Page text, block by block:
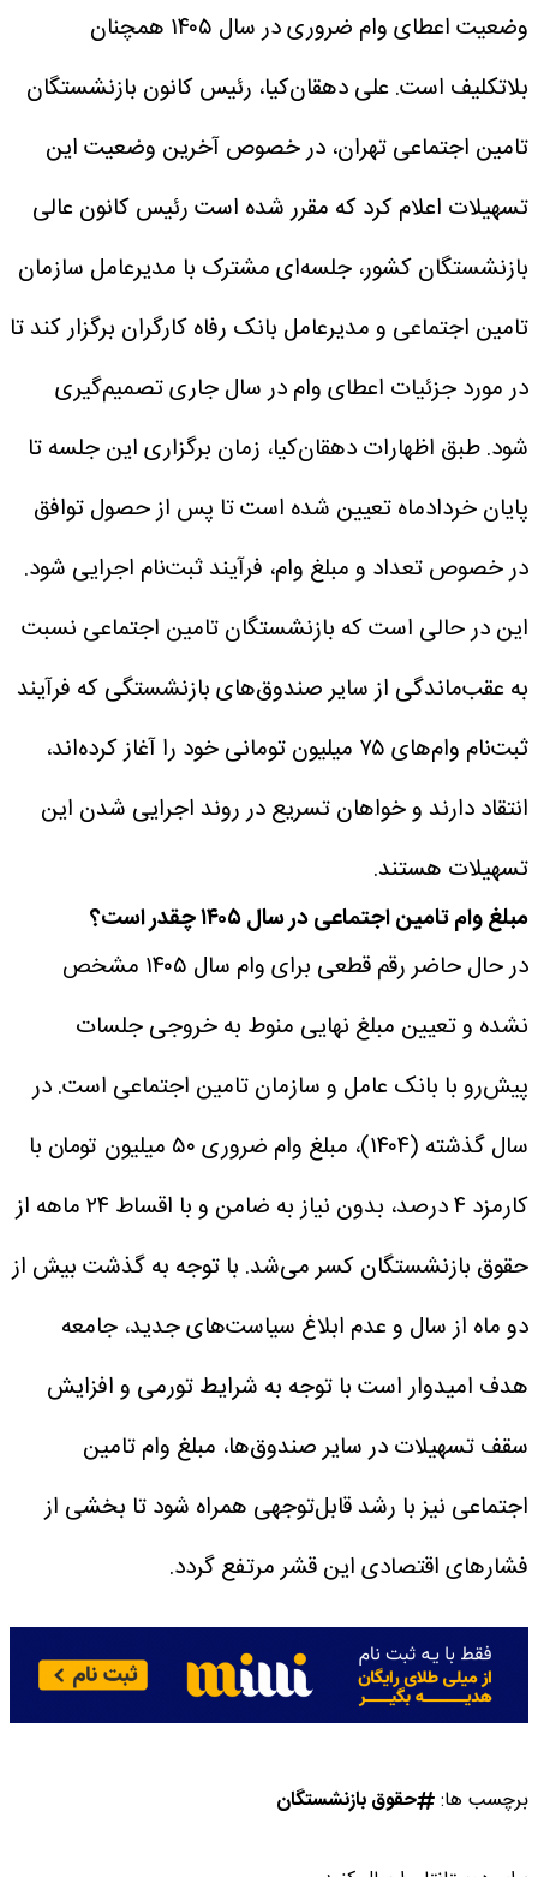
وضعیت اعطای وام ضروری در سال ۱۴۰۵ همچنان
بلاتکلیف است. علی دهقان‌کیا، رئیس کانون بازنشستگان
تامین اجتماعی تهران، در خصوص آخرین وضعیت این
تسهیلات اعلام کرد که مقرر شده است رئیس کانون عالی
بازنشستگان کشور، جلسه‌ای مشترک با مدیرعامل سازمان
تامین اجتماعی و مدیرعامل بانک رفاه کارگران برگزار کند تا
در مورد جزئیات اعطای وام در سال جاری تصمیم‌گیری
شود.طبق اظهارات دهقان‌کیا، زمان برگزاری این جلسه تا
پایان خردادماه تعیین شده است تا پس از حصول توافق
در خصوص تعداد و مبلغ وام، فرآیند ثبت‌نام اجرایی شود.
این در حالی است که بازنشستگان تامین اجتماعی نسبت
به عقب‌ماندگی از سایر صندوق‌های بازنشستگی که فرآیند
ثبت‌نام وام‌های ۷۵ میلیون تومانی خود را آغاز کرده‌اند،
انتقاد دارند و خواهان تسریع در روند اجرایی شدن این
تسهیلات هستند.
مبلغ وام تامین اجتماعی در سال ۱۴۰۵ چقدر است؟
در حال حاضر رقم قطعی برای وام سال ۱۴۰۵ مشخص
نشده و تعیین مبلغ نهایی منوط به خروجی جلسات
پیش‌رو با بانک عامل و سازمان تامین اجتماعی است. در
سال گذشته (۱۴۰۴)، مبلغ وام ضروری ۵۰ میلیون تومان با
کارمزد ۴ درصد، بدون نیاز به ضامن و با اقساط ۲۴ ماهه از
حقوق بازنشستگان کسر می‌شد. با توجه به گذشت بیش از
دو ماه از سال و عدم ابلاغ سیاست‌های جدید، جامعه
هدف امیدوار است با توجه به شرایط تورمی و افزایش
سقف تسهیلات در سایر صندوق‌ها، مبلغ وام تامین
اجتماعی نیز با رشد قابل‌توجهی همراه شود تا بخشی از
فشارهای اقتصادی این قشر مرتفع گردد.
برچسب ها: حقوق بازنشستگان